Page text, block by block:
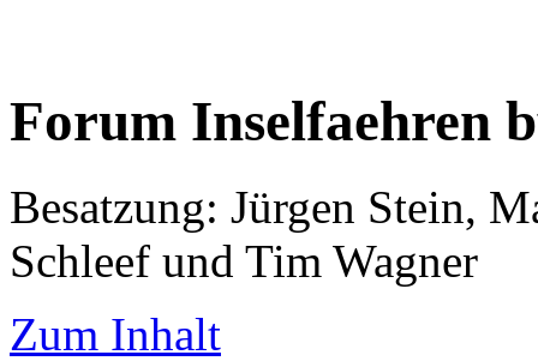
Forum Inselfaehren
Besatzung: Jürgen Stein,
Schleef und Tim Wagner
Zum Inhalt